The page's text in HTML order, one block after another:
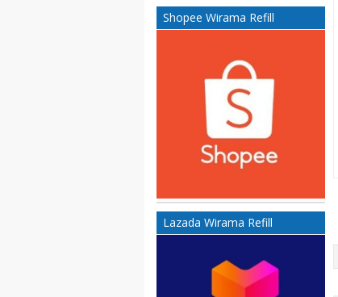
Shopee Wirama Refill
Lazada Wirama Refill